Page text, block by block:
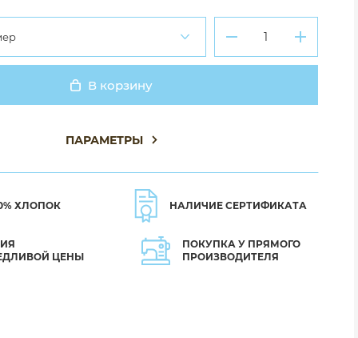
В корзину
ПАРАМЕТРЫ
ХЛОПОК НАЛИЧИЕ СЕРТИФИКАТА
ЦЕНЫ
ПОКУПКА У ПРЯМОГО
ПРОИЗВОДИТЕЛЯ